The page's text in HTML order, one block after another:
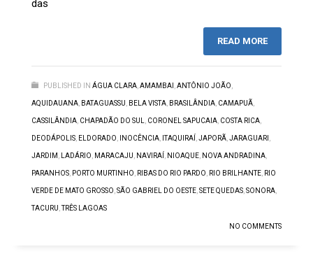
das
READ MORE
PUBLISHED IN ÁGUA CLARA AMAMBAI ANTÔNIO JOÃO
AQUIDAUANA BATAGUASSU BELA VISTA BRASILÂNDIA CAMAPUÃ
CASSILÂNDIA CHAPADÃO DO SUL CORONEL SAPUCAIA COSTA RICA
DEODÁPOLIS ELDORADO INOCÊNCIA ITAQUIRAÍ JAPORÃ JARAGUARI
JARDIM LADÁRIO MARACAJU NAVIRAÍ NIOAQUE NOVA ANDRADINA
PARANHOS PORTO MURTINHO RIBAS DO RIO PARDO RIO BRILHANTE RIO
VERDE DE MATO GROSSO SÃO GABRIEL DO OESTE SETE QUEDAS SONORA
TACURU ,TRÊS LAGOAS
NO COMMENTS